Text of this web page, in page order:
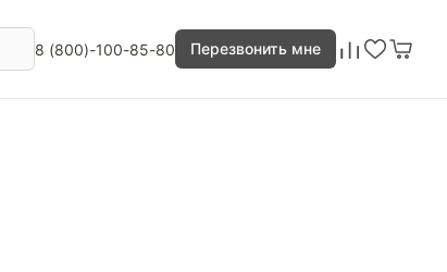
8 (800)-100-85-80 Перезвонить мне